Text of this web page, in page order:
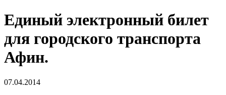
Единый электронный билет
для городского транспорта
Афин.
07.04.2014